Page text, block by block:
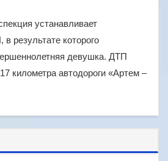
устанавливает
результате которого
девушка. ДТП
километра автодороги «Артем –